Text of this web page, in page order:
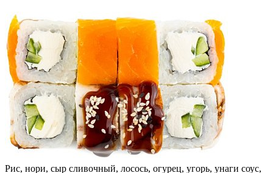
Рис, нори, сыр сливочный, лосось, огурец, угорь, унаги соус,